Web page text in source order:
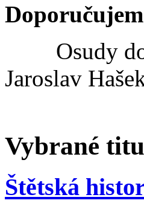
Osudy
Jaroslav
Vybrané
Štětská